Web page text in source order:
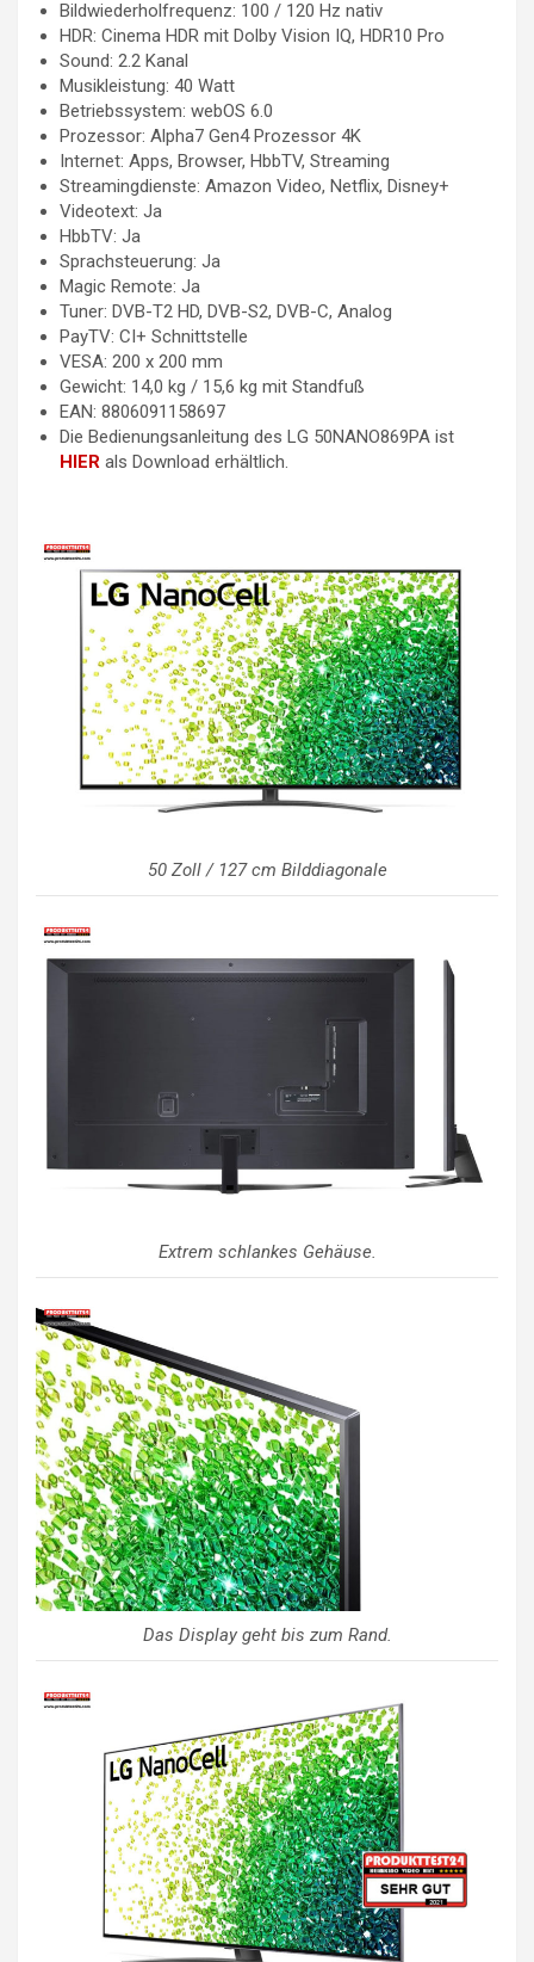
Bildwiederholfrequenz: 100 / 120 Hz nativ
HDR: Cinema HDR mit Dolby Vision IQ, HDR10 Pro
Sound: 2.2 Kanal
Musikleistung: 40 Watt
Betriebssystem: webOS 6.0
Prozessor: Alpha7 Gen4 Prozessor 4K
Internet: Apps, Browser, HbbTV, Streaming
Streamingdienste: Amazon Video, Netflix, Disney+
Videotext: Ja
HbbTV: Ja
Sprachsteuerung: Ja
Magic Remote: Ja
Tuner: DVB-T2 HD, DVB-S2, DVB-C, Analog
PayTV: CI+ Schnittstelle
VESA: 200 x 200 mm
Gewicht: 14,0 kg / 15,6 kg mit Standfuß
EAN: 8806091158697
Die Bedienungsanleitung des LG 50NANO869PA ist
HIER als Download erhältlich.
50 Zoll / 127 cm Bilddiagonale
Extrem schlankes Gehäuse.
Das Display geht bis zum Rand.